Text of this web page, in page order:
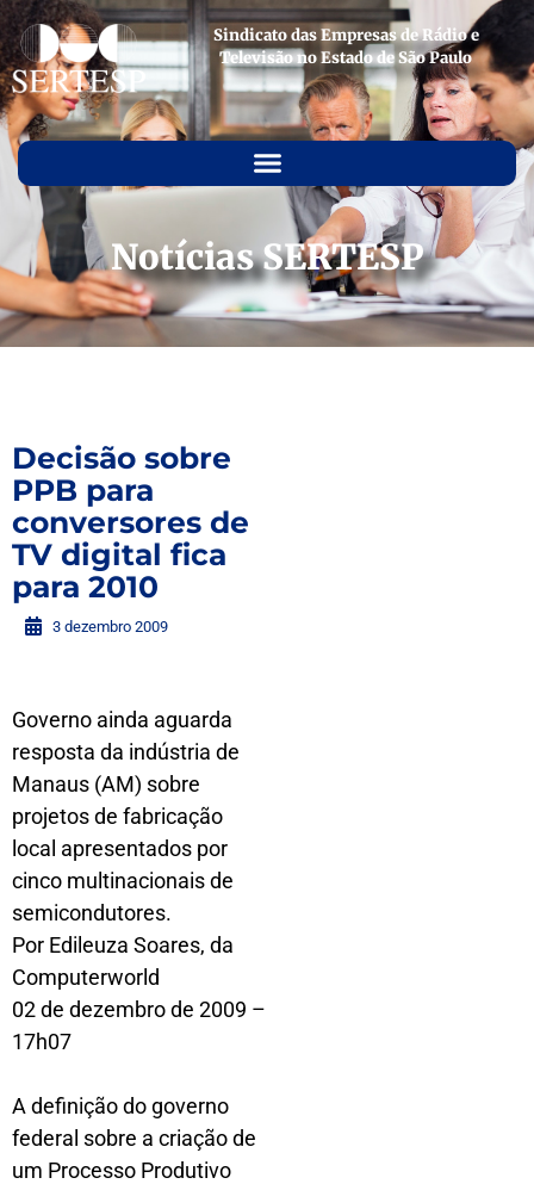
Sindicato das Empresas de Rádio e
Televisão no Estado de São Paulo
Notícias SERTESP
Decisão sobre
PPB para
conversores de
TV digital fica
para 2010
3 dezembro 2009
Governo ainda aguarda
resposta da indústria de
Manaus (AM) sobre
projetos de fabricação
local apresentados por
cinco multinacionais de
semicondutores.
Por Edileuza Soares, da
Computerworld
02 de dezembro de 2009 –
17h07
A definição do governo
federal sobre a criação de
um Processo Produtivo